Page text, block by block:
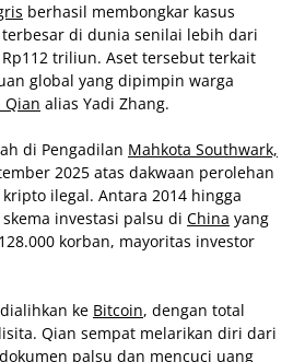
berhasil membongkar kasus
di dunia senilai lebih dari
triliun. Aset tersebut terkait
global yang dipimpin warga
Qian alias Yadi Zhang.
di Pengadilan Mahkota Southwark,
2025 atas dakwaan perolehan
ilegal. Antara 2014 hingga
investasi palsu di China yang
korban, mayoritas investor
ke Bitcoin, dengan total
Qian sempat melarikan diri dari
palsu dan mencuci uang